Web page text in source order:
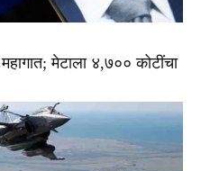
मेटाला ४,७०० कोटींचा